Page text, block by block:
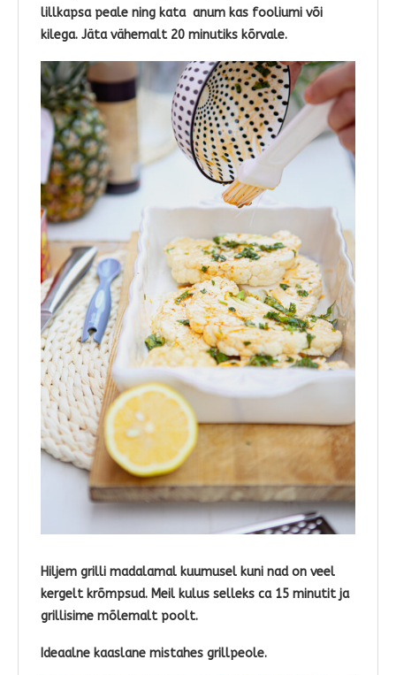
lillkapsa peale ning kata anum kas fooliumi või
kilega. Jäta vähemalt 20 minutiks kõrvale.
Hiljem grilli madalamal kuumusel kuni nad on veel
kergelt krõmpsud. Meil kulus selleks ca 15 minutit ja
grillisime mõlemalt poolt.
Ideaalne kaaslane mistahes grillpeole.